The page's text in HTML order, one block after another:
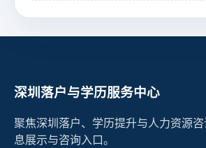
深圳落户与学历服务中心
聚焦深圳落户、学历提升与人力资源
息展示与咨询入口。